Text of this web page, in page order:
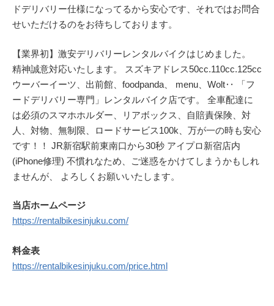
ドデリバリー仕様になってるから安心です、それではお問合
せいただけるのをお待ちしております。
【業界初】激安デリバリーレンタルバイクはじめました。
精神誠意対応いたします。 スズキアドレス50cc.110cc.125cc
ウーバーイーツ、出前館、foodpanda、 menu、Wolt‥ 「フ
ードデリバリー専門」レンタルバイク店です。 全車配達に
は必須のスマホホルダー、リアボックス、自賠責保険、対
人、対物、無制限、ロードサービス100k、万が一の時も安心
です！！ JR新宿駅前東南口から30秒 アイプロ新宿店内
(iPhone修理) 不慣れなため、ご迷惑をかけてしまうかもしれ
ませんが、 よろしくお願いいたします。
当店ホームページ
https://rentalbikesinjuku.com/
料金表
https://rentalbikesinjuku.com/price.html